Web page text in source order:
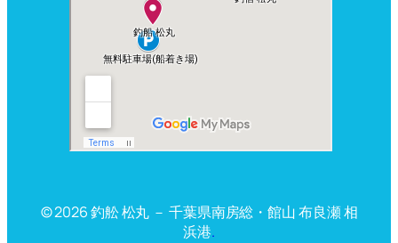
© 2026 釣舩 松丸 － 千葉県南房総・館山 布良瀬 相
浜港.